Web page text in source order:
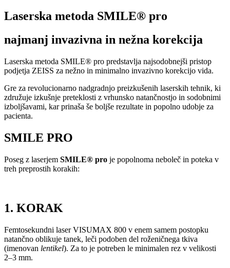
Laserska metoda SMILE® pro
najmanj invazivna in nežna korekcija
Laserska metoda SMILE® pro predstavlja najsodobnejši pristop
podjetja ZEISS za nežno in minimalno invazivno korekcijo vida.
Gre za revolucionarno nadgradnjo preizkušenih laserskih tehnik, ki
združuje izkušnje preteklosti z vrhunsko natančnostjo in sodobnimi
izboljšavami, kar prinaša še boljše rezultate in popolno udobje za
pacienta.
SMILE PRO
Poseg z laserjem SMILE® pro je popolnoma neboleč in poteka v
treh preprostih korakih:
1. KORAK
Femtosekundni laser VISUMAX 800 v enem samem postopku
natančno oblikuje tanek, leči podoben del roženičnega tkiva
(imenovan lentikel). Za to je potreben le minimalen rez v velikosti
2–3 mm.